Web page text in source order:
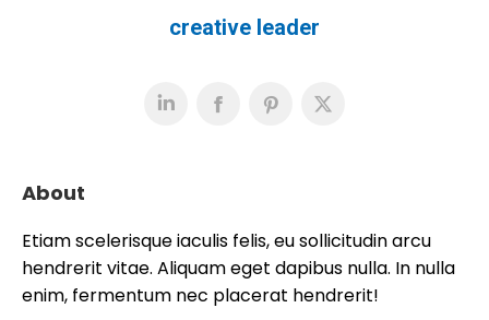
creative leader
About
Etiam scelerisque iaculis felis, eu sollicitudin arcu
hendrerit vitae. Aliquam eget dapibus nulla. In nulla
enim, fermentum nec placerat hendrerit!